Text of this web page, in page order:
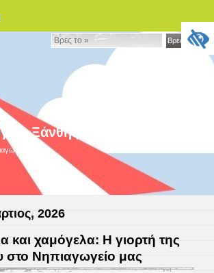
Βρες
Βρες το »
Ξάνθης
μας!
2026
και χαμόγελα: Η γιορτή της
στο Νηπιαγωγείο μας